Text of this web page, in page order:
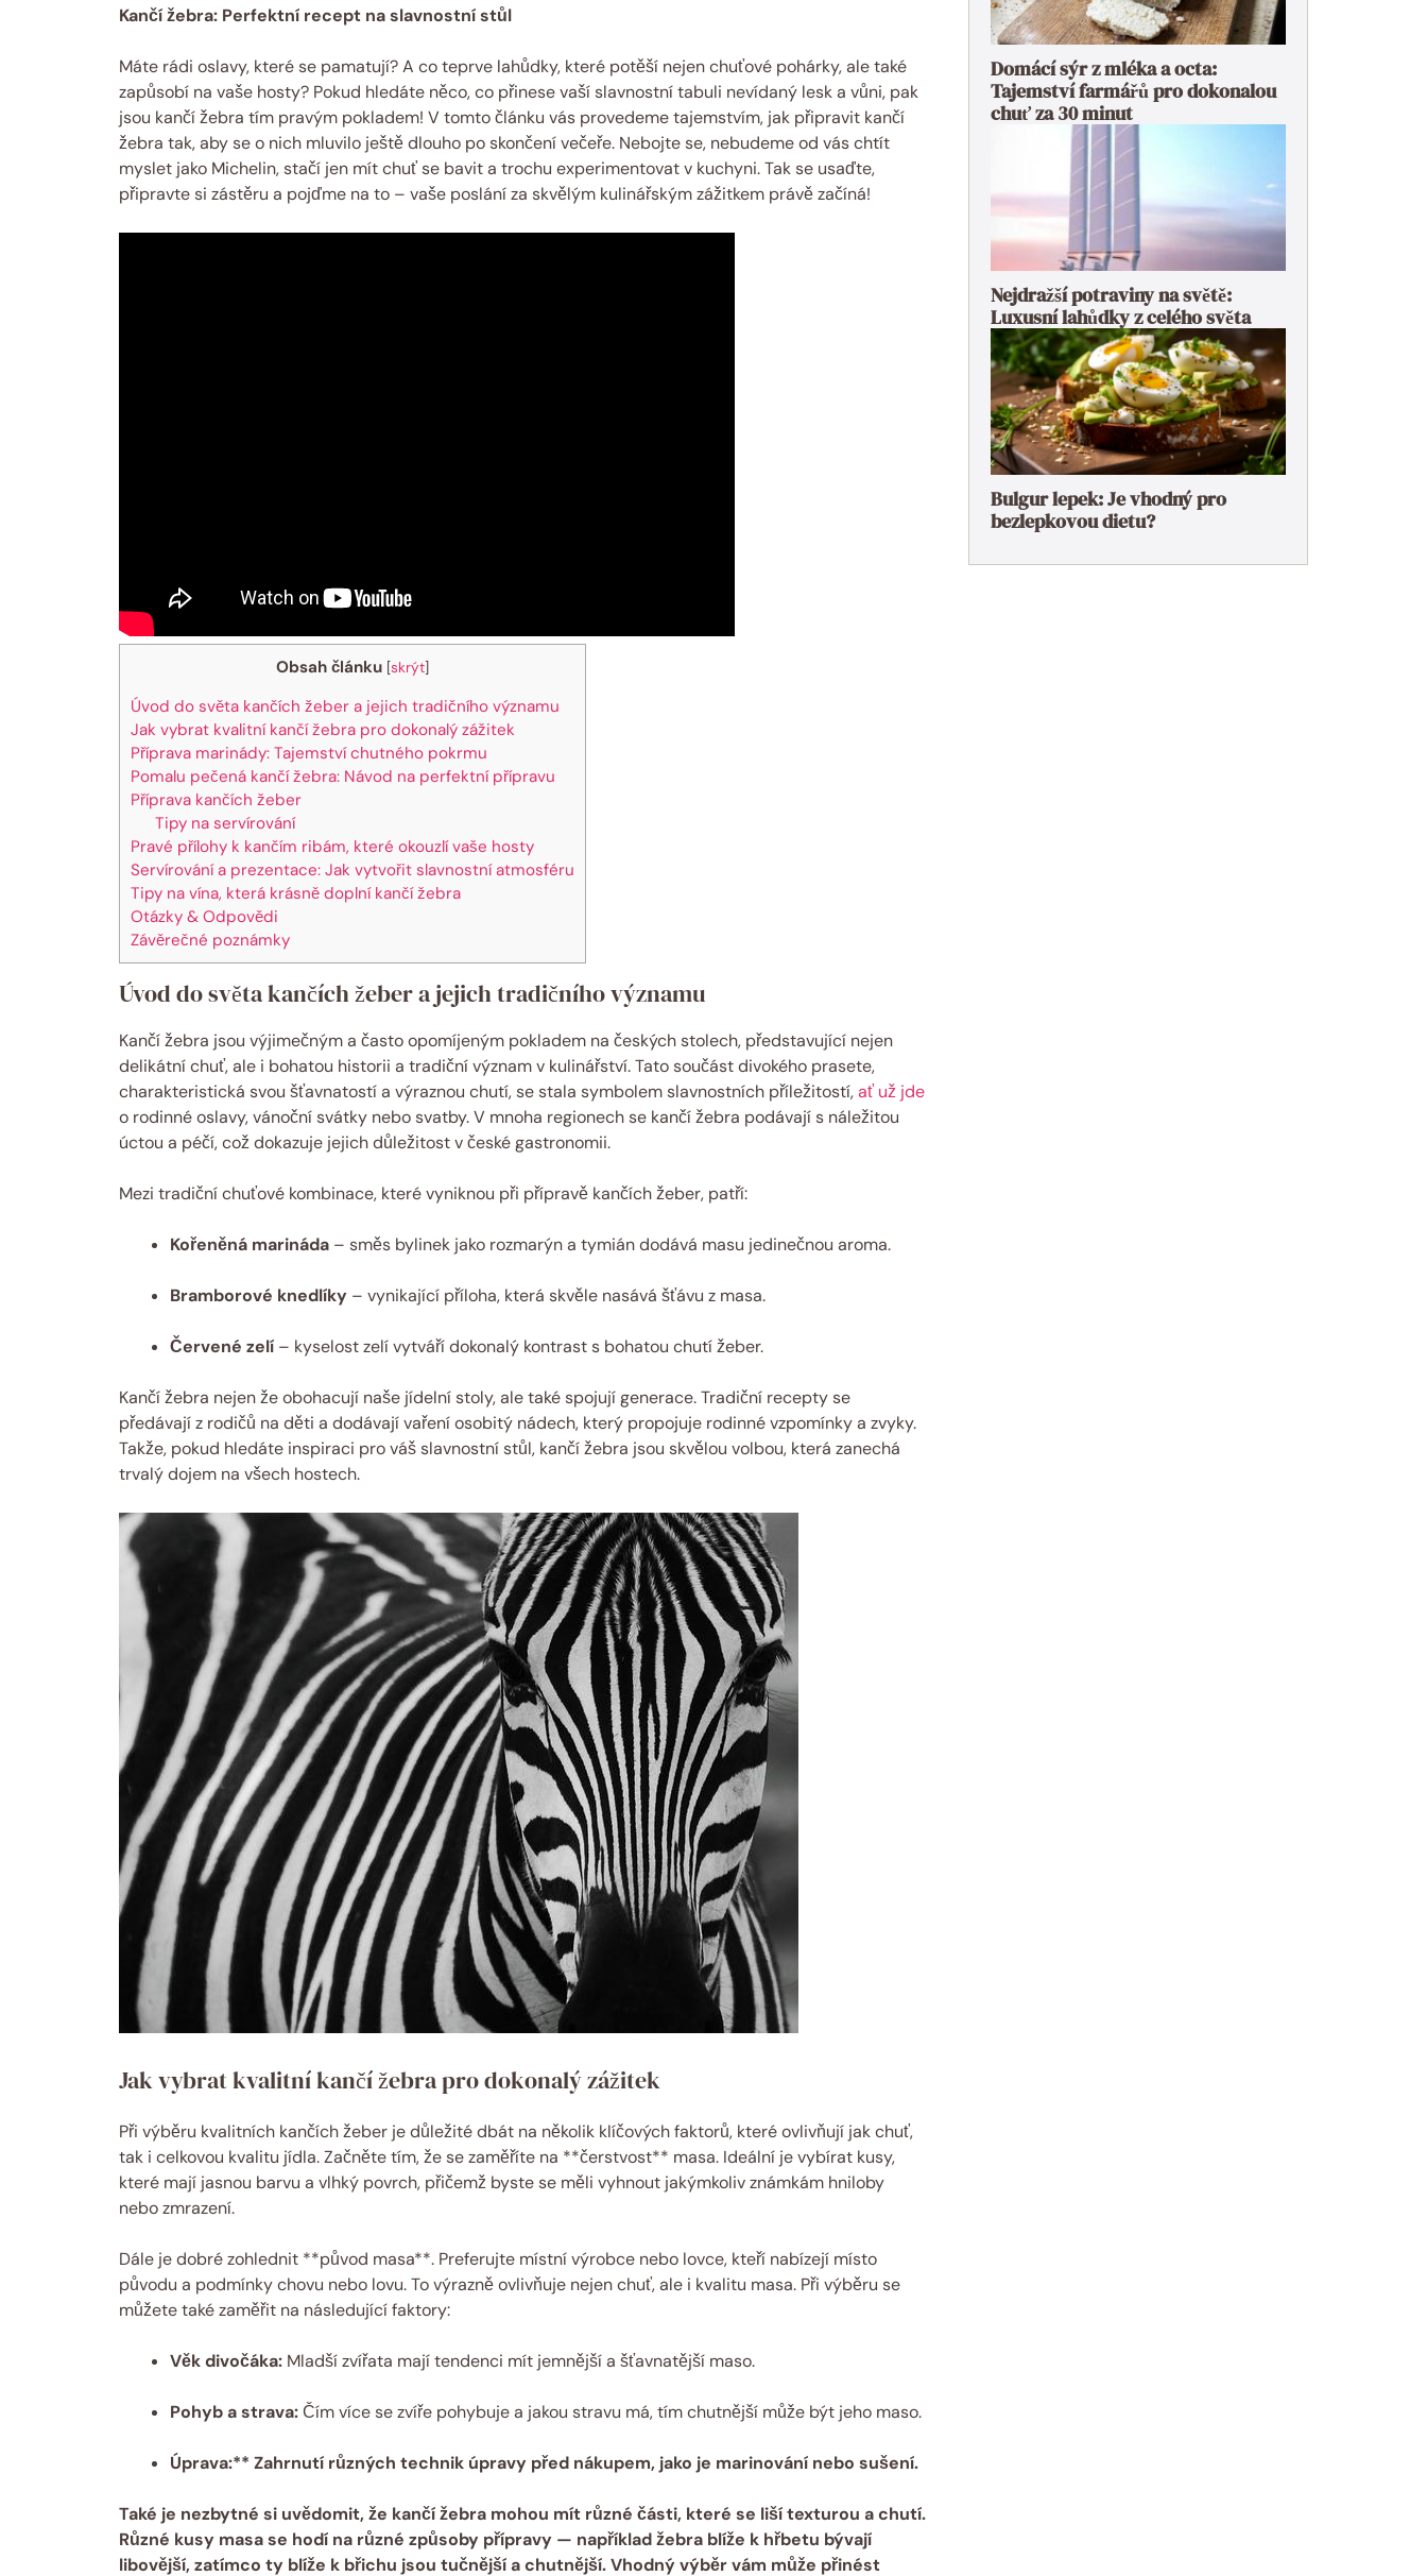
Kančí žebra: Perfektní recept na slavnostní stůl
Máte rádi oslavy, které se pamatují? A co teprve lahůdky, které potěší nejen chuťové pohárky, ale také
zapůsobí na vaše hosty? Pokud hledáte něco, co přinese vaší slavnostní tabuli nevídaný lesk a vůni, pak
jsou kančí žebra tím pravým pokladem! V tomto článku vás provedeme tajemstvím, jak připravit kančí
žebra tak, aby se o nich mluvilo ještě dlouho po skončení večeře. Nebojte se, nebudeme od vás chtít
myslet jako Michelin, stačí jen mít chuť se bavit a trochu experimentovat v kuchyni. Tak se usaďte,
připravte si zástěru a pojďme na to – vaše poslání za skvělým kulinářským zážitkem právě začíná!
Obsah článku [skrýt]
Úvod do světa kančích žeber a jejich tradičního významu
Jak vybrat kvalitní kančí žebra pro dokonalý zážitek
Příprava marinády: Tajemství chutného pokrmu
Pomalu pečená kančí žebra: Návod na perfektní přípravu
Příprava kančích žeber
Tipy na servírování
Pravé přílohy k kančím ribám, které okouzlí vaše hosty
Servírování a prezentace: Jak vytvořit slavnostní atmosféru
Tipy na vína, která krásně doplní kančí žebra
Otázky & Odpovědi
Závěrečné poznámky
Úvod do světa kančích žeber a jejich tradičního významu
Kančí žebra jsou výjimečným a často opomíjeným pokladem na českých stolech, představující nejen
delikátní chuť, ale i bohatou historii a tradiční význam v kulinářství. Tato součást divokého prasete,
charakteristická svou šťavnatostí a výraznou chutí, se stala symbolem slavnostních příležitostí,ať už jde
o rodinné oslavy, vánoční svátky nebo svatby. V mnoha regionech se kančí žebra podávají s náležitou
úctou a péčí, což dokazuje jejich důležitost v české gastronomii.
Mezi tradiční chuťové kombinace, které vyniknou při přípravě kančích žeber, patří:
Kořeněná marináda – směs bylinek jako rozmarýn a tymián dodává masu jedinečnou aroma.
Bramborové knedlíky – vynikající příloha, která skvěle nasává šťávu z masa.
Červené zelí – kyselost zelí vytváří dokonalý kontrast s bohatou chutí žeber.
Kančí žebra nejen že obohacují naše jídelní stoly, ale také spojují generace. Tradiční recepty se
předávají z rodičů na děti a dodávají vaření osobitý nádech, který propojuje rodinné vzpomínky a zvyky.
Takže, pokud hledáte inspiraci pro váš slavnostní stůl, kančí žebra jsou skvělou volbou, která zanechá
trvalý dojem na všech hostech.
Jak vybrat kvalitní kančí žebra pro dokonalý zážitek
Při výběru kvalitních kančích žeber je důležité dbát na několik klíčových faktorů, které ovlivňují jak chuť,
tak i celkovou kvalitu jídla. Začněte tím, že se zaměříte na **čerstvost** masa. Ideální je vybírat kusy,
které mají jasnou barvu a vlhký povrch, přičemž byste se měli vyhnout jakýmkoliv známkám hniloby
nebo zmrazení.
Dále je dobré zohlednit **původ masa**. Preferujte místní výrobce nebo lovce, kteří nabízejí místo
původu a podmínky chovu nebo lovu. To výrazně ovlivňuje nejen chuť, ale i kvalitu masa. Při výběru se
můžete také zaměřit na následující faktory:
Věk divočáka: Mladší zvířata mají tendenci mít jemnější a šťavnatější maso.
Pohyb a strava:Čím více se zvíře pohybuje a jakou stravu má, tím chutnější může být jeho maso.
Úprava:** Zahrnutí různých technik úpravy před nákupem, jako je marinování nebo sušení.
Také je nezbytné si uvědomit, že kančí žebra mohou mít různé části, které se liší texturou a chutí.
Různé kusy masa se hodí na různé způsoby přípravy — například žebra blíže k hřbetu bývají
libovější, zatímco ty blíže k břichu jsou tučnější a chutnější. Vhodný výběr vám může přinést
Domácí sýr z mléka a octa:
Tajemství farmářů pro dokonalou
chuť za 30 minut
Nejdražší potraviny na světě:
Luxusní lahůdky z celého světa
Bulgur lepek: Je vhodný pro
bezlepkovou dietu?